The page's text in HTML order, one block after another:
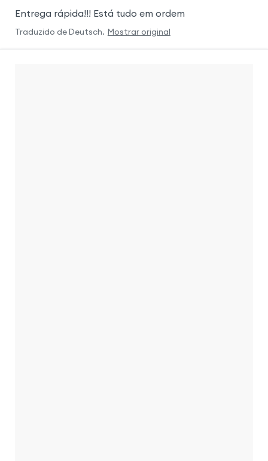
Entrega rápida!!! Está tudo em ordem
Traduzido deDeutsch. Mostrar original